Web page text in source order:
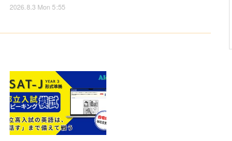
2026.8.3 Mon 5:55